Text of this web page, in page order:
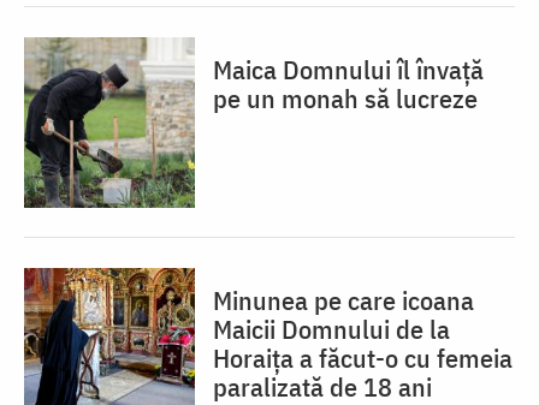
Maica Domnului îl învață
pe un monah să lucreze
Minunea pe care icoana
Maicii Domnului de la
Horaița a făcut-o cu femeia
paralizată de 18 ani